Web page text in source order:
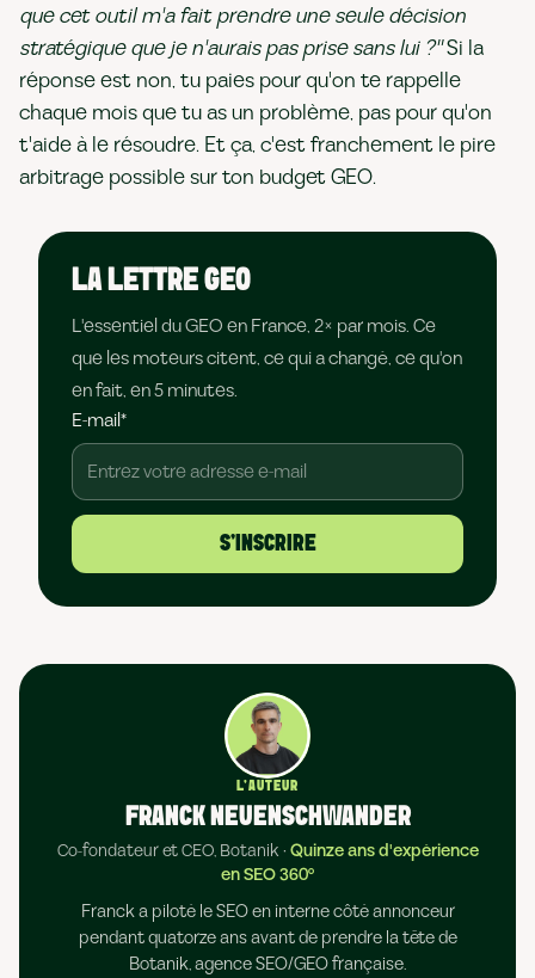
que cet outil m'a fait prendre une seule décision
stratégique que je n'aurais pas prise sans lui ?"Si la
réponse est non, tu paies pour qu'on te rappelle
chaque mois que tu as un problème, pas pour qu'on
t'aide à le résoudre. Et ça, c'est franchement le pire
arbitrage possible sur ton budget GEO.
LA LETTRE GEO
L'essentiel du GEO en France, 2× par mois. Ce
que les moteurs citent, ce qui a changé, ce qu'on
en fait, en 5 minutes.
E-mail*
L'AUTEUR
FRANCK NEUENSCHWANDER
Co-fondateur et CEO, Botanik · Quinze ans d'expérience
en SEO 360°
Franck a piloté le SEO en interne côté annonceur
pendant quatorze ans avant de prendre la tête de
Botanik, agence SEO/GEO française.